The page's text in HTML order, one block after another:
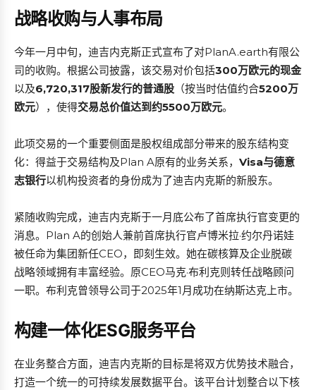
战略收购与人事布局
今年一月中旬，迪吉内克斯正式宣布了对PlanA.earth有限公
司的收购。根据公司披露，该交易对价包括300万欧元的现金
以及6,720,317股新发行的普通股 （按当时估值约合5200万
欧元），使得交易总价值达到约5500万欧元。
此项交易的一个重要侧面是股权组成部分带来的股东结构变
化：得益于交易结构及Plan A原有的业务关系， Visa与德意
志银行以机构投资者的身份成为了迪吉内克斯的新股东。
紧随收购完成，迪吉内克斯于一月底公布了首席执行官变更的
消息。Plan A的创始人兼前首席执行官卢博米拉·约尔丹诺娃
被任命为集团新任CEO，即刻生效。她在碳核算及企业脱碳
战略领域拥有丰富经验。原CEO马克·布利克则转任战略顾问
一职。布利克曾领导公司于2025年1月成功在纳斯达克上市。
构建一体化ESG服务平台
在业务整合方面，迪吉内克斯的目标是将双方优势技术融合，
打造一个统一的可持续发展数据平台。该平台计划整合以下核